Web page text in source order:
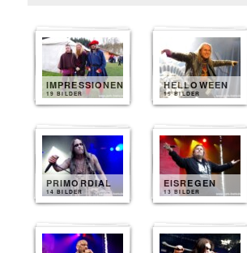
IMPRESSIONEN
19 BILDER
HELLOWEEN
15 BILDER
PRIMORDIAL
14 BILDER
EISREGEN
13 BILDER